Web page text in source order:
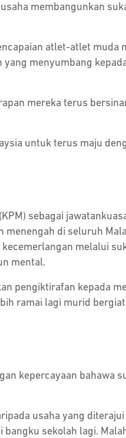
membangunkan
atlet-atlet muda
menyumbang
mereka terus
untuk terus maju
sebagai
di seluruh
melalui
mental.
pengiktirafan kepada
ramai lagi murid
kepercayaan bahawa
usaha yang diterajui
sekolah lagi.